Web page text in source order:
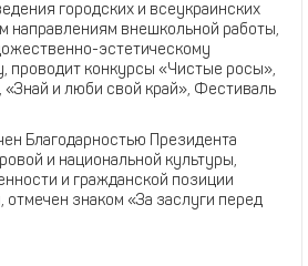
городских и всеукраинских
направлениям внешкольной работы,
эстетическому
проводит конкурсы «Чистые росы»,
и люби свой край», Фестиваль
Благодарностью Президента
и национальной культуры,
и гражданской позиции
знаком «За заслуги перед